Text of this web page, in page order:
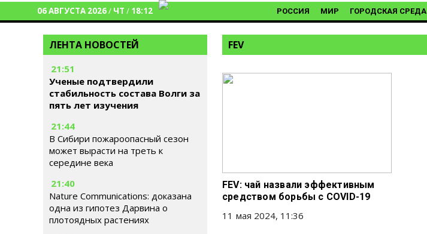
06 АВГУСТА 2026/ ЧТ / 18:12 РОССИЯ МИР ГОРОДСКАЯ СРЕДА
ЛЕНТА НОВОСТЕЙ
21:51
Ученые подтвердили
стабильность состава Волги за
пять лет изучения
21:44
В Сибири пожароопасный сезон
может вырасти на треть к
середине века
21:40
Nature Communications: доказана
одна из гипотез Дарвина о
плотоядных растениях
FEV
FEV: чай назвали эффективным
средством борьбы с COVID-19
11 мая 2024, 11:36